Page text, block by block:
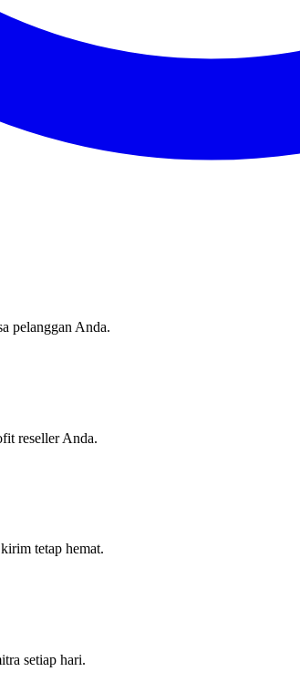
pelanggan Anda.
reseller Anda.
tetap hemat.
setiap hari.